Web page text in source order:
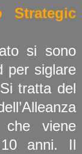
Strategic
si sono
per siglare
tratta del
viene
10 anni. Il